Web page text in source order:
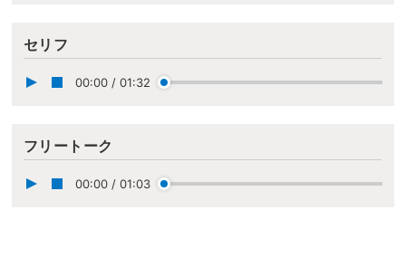
セリフ
00:00 / 01:32
フリートーク
00:00 / 01:03